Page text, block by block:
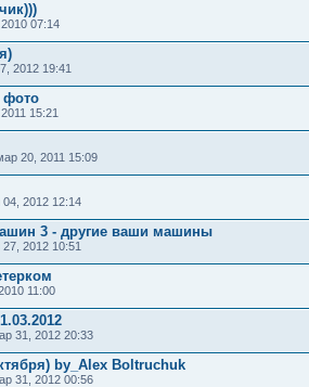
07:14
2012 19:41
фото
15:21
20, 2011 15:09
2012 12:14
3 - другие ваши машины
2012 10:51
11:00
31, 2012 20:33
by_Alex Boltruchuk
31, 2012 00:56